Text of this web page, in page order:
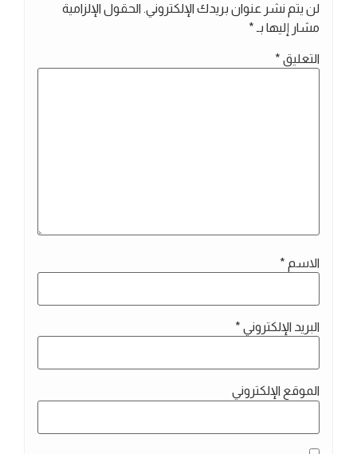
لن يتم نشر عنوان بريدك الإلكتروني. الحقول الإلزامية
مشار إليها بـ *
التعليق *
الاسم *
البريد الإلكتروني *
الموقع الإلكتروني